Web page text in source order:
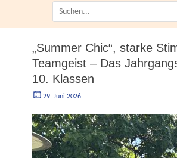
Suche
nach:
„Summer Chic“, starke
Teamgeist – Das
10. Klassen
Geschrieben
29. Juni 2026